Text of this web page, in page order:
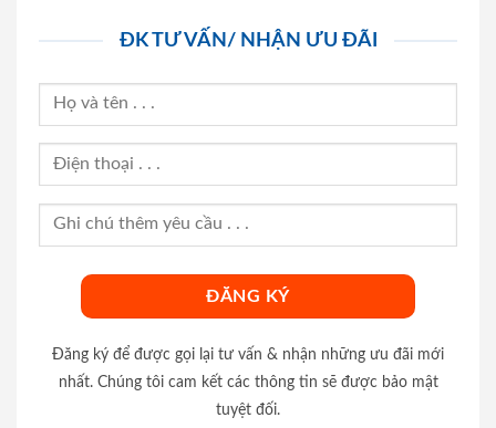
ĐK TƯ VẤN/ NHẬN ƯU ĐÃI
Đăng ký để được gọi lại tư vấn & nhận những ưu đãi mới
nhất. Chúng tôi cam kết các thông tin sẽ được bảo mật
tuyệt đối.